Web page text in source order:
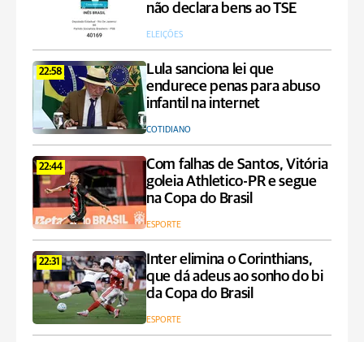
não declara bens ao TSE
ELEIÇÕES
22:58
Lula sanciona lei que
endurece penas para abuso
infantil na internet
COTIDIANO
22:44
Com falhas de Santos, Vitória
goleia Athletico-PR e segue
na Copa do Brasil
ESPORTE
22:31
Inter elimina o Corinthians,
que dá adeus ao sonho do bi
da Copa do Brasil
ESPORTE